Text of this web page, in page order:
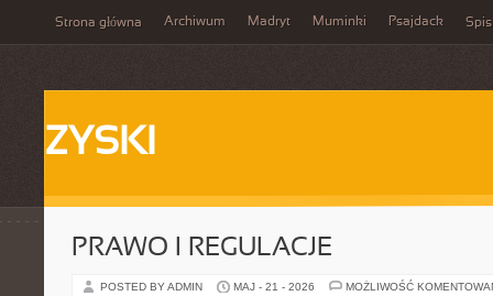
Strona główna Archiwum Madryt Muminki Psajdack Spis
ZYSKI
PRAWO I REGULACJE
POSTED BY ADMIN MAJ - 21 - 2026 MOŻLIWOŚĆ